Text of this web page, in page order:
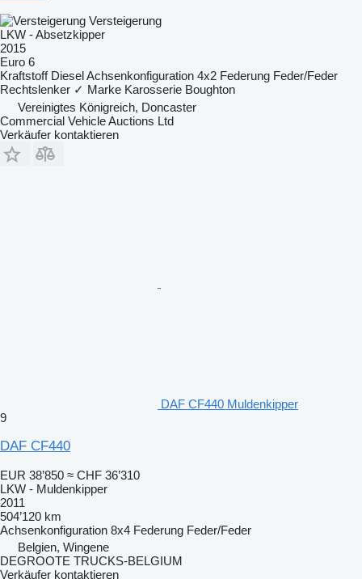
Versteigerung
LKW - Absetzkipper
2015
Euro 6
Kraftstoff DieselAchsenkonfiguration 4x2 Federung Feder/Feder
Rechtslenker ✓ Marke Karosserie Boughton
Vereinigtes Königreich, Doncaster
Commercial Vehicle Auctions Ltd
Verkäufer kontaktieren
DAF CF440 Muldenkipper
9
DAF CF440
EUR 38’850 ≈ CHF 36’310
LKW - Muldenkipper
2011
504’120 km
Achsenkonfiguration 8x4 Federung Feder/Feder
Belgien, Wingene
DEGROOTE TRUCKS-BELGIUM
Verkäufer kontaktieren